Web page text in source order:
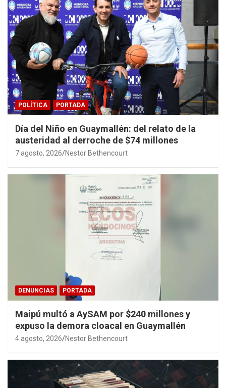
POLÍTICA PORTADA
Día del Niño en Guaymallén: del relato de la
austeridad al derroche de $74 millones
7 agosto, 2026 Nestor Bethencourt
DENUNCIAS PORTADA
Maipú multó a AySAM por $240 millones y
expuso la demora cloacal en Guaymallén
4 agosto, 2026 Nestor Bethencourt